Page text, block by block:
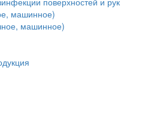
машинное)
машинное)